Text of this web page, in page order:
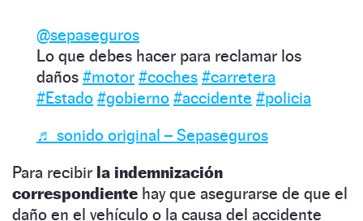
@sepaseguros
Lo que debes hacer para reclamar los
daños #motor #coches #carretera
#Estado #gobierno #accidente #policia
♬ sonido original – Sepaseguros
Para recibir la indemnización
correspondiente hay que asegurarse de que el
daño en el vehículo o la causa del accidente